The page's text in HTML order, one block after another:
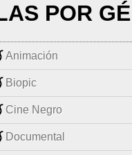
POR
Animación
Biopic
Cine Negro
Documental